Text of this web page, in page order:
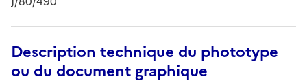
Description technique du phototype
ou du document graphique